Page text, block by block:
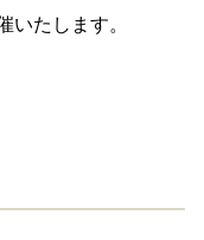
いたします。